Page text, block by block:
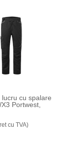
lucru cu spalare
Portwest,
cu TVA)